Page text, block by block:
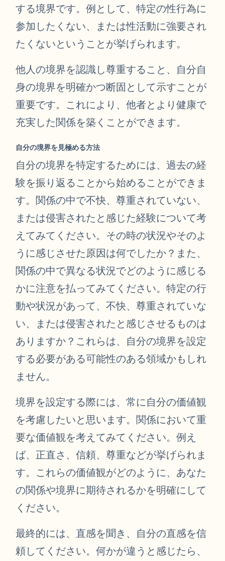
する境界です。例として、特定の性行為に
参加したくない、または性活動に強要され
たくないということが挙げられます。
他人の境界を認識し尊重すること、自分自
身の境界を明確かつ断固として示すことが
重要です。これにより、他者とより健康で
充実した関係を築くことができます。
自分の境界を見極める方法
自分の境界を特定するためには、過去の経
験を振り返ることから始めることができま
す。関係の中で不快、尊重されていない、
または侵害されたと感じた経験について考
えてみてください。その時の状況やそのよ
うに感じさせた原因は何でしたか？また、
関係の中で異なる状況でどのように感じる
かに注意を払ってみてください。特定の行
動や状況があって、不快、尊重されていな
い、または侵害されたと感じさせるものは
ありますか？これらは、自分の境界を設定
する必要がある可能性のある領域かもしれ
ません。
境界を設定する際には、常に自分の価値観
を考慮したいと思います。関係において重
要な価値観を考えてみてください。例え
ば、正直さ、信頼、尊重などが挙げられま
す。これらの価値観がどのように、あなた
の関係や境界に期待されるかを明確にして
ください。
最終的には、直感を聞き、自分の直感を信
頼してください。何かが違うと感じたら、